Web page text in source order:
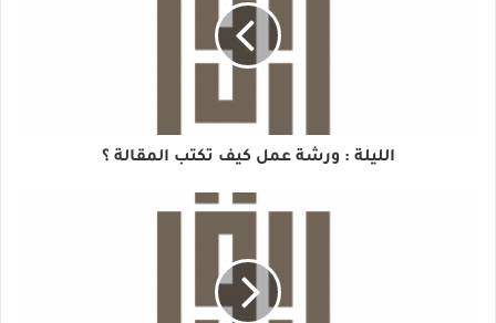
الليلة : ورشة عمل كيف تكتب المقالة ؟